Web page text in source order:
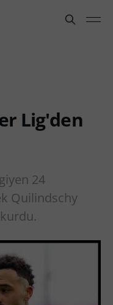
Lig'den
24
Quilindschy